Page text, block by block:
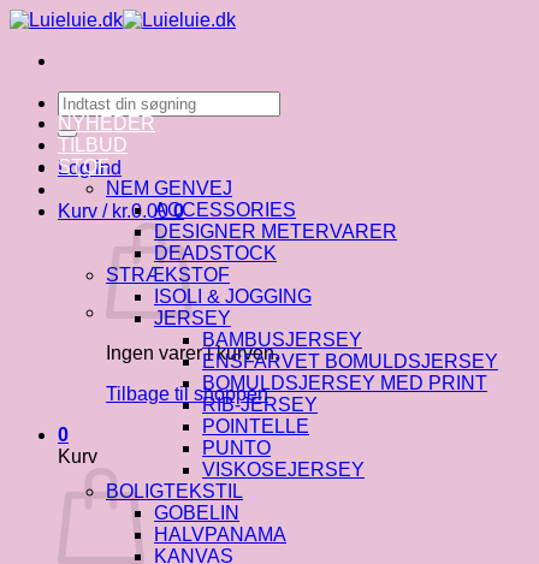
Fortsæt
indhold
Søg
efter:
Log ind
Kurv / kr.0.00 0
Ingen varer i kurven.
Tilbage til shoppen
0
Kurv
NYHEDER
TILBUD
STOF
NEM GENVEJ
ACCESSORIES
DESIGNER METERVARER
DEADSTOCK
STRÆKSTOF
ISOLI & JOGGING
JERSEY
BAMBUSJERSEY
ENSFARVET BOMULDSJERSEY
BOMULDSJERSEY MED PRINT
RIB-JERSEY
POINTELLE
PUNTO
VISKOSEJERSEY
BOLIGTEKSTIL
GOBELIN
HALVPANAMA
KANVAS